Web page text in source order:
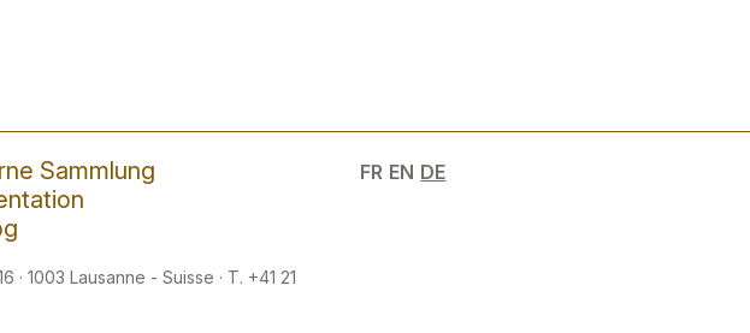
Sammlung
· 1003 Lausanne - Suisse · T. +41 21
FR EN DE